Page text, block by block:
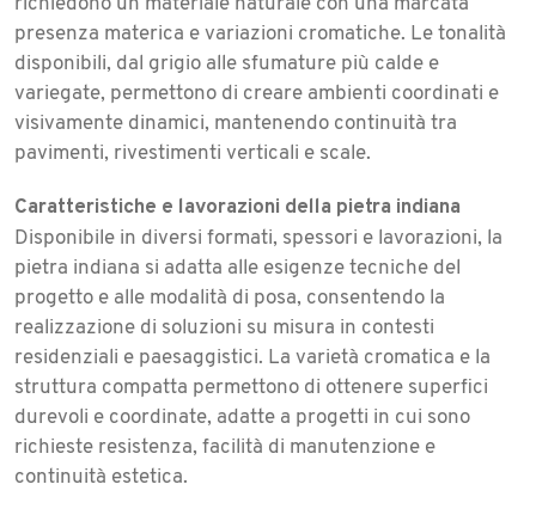
richiedono un materiale naturale con una marcata
presenza materica e variazioni cromatiche. Le tonalità
disponibili, dal grigio alle sfumature più calde e
variegate, permettono di creare ambienti coordinati e
visivamente dinamici, mantenendo continuità tra
pavimenti, rivestimenti verticali e scale.
Caratteristiche e lavorazioni della pietra indiana
Disponibile in diversi formati, spessori e lavorazioni, la
pietra indiana si adatta alle esigenze tecniche del
progetto e alle modalità di posa, consentendo la
realizzazione di soluzioni su misura in contesti
residenziali e paesaggistici. La varietà cromatica e la
struttura compatta permettono di ottenere superfici
durevoli e coordinate, adatte a progetti in cui sono
richieste resistenza, facilità di manutenzione e
continuità estetica.